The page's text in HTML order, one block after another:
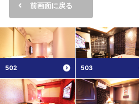
前画面に戻る
502 503